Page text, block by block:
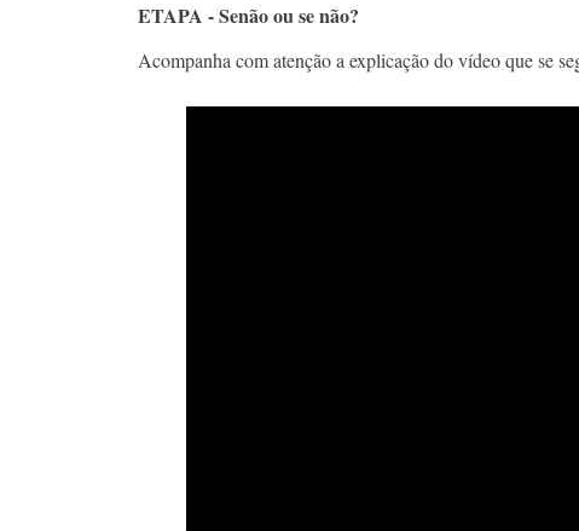
ETAPA - Senão ou se não?
Acompanha com atenção a explicação do vídeo que se